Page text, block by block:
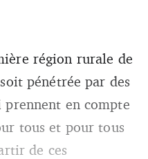
région rurale de
pénétrée par des
en compte
tous et pour tous
de ces